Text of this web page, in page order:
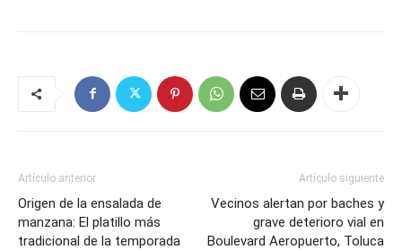
Artículo anterior
Origen de la ensalada de
manzana: El platillo más
tradicional de la temporada
Artículo siguiente
Vecinos alertan por baches y
grave deterioro vial en
Boulevard Aeropuerto, Toluca